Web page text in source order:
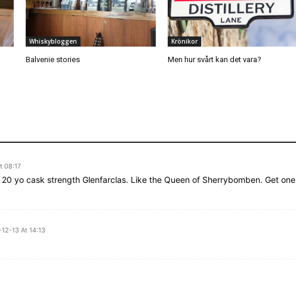
Whiskybloggen
Balvenie stories
Krönikor
Men hur svårt kan det vara?
08:17
yo cask strength Glenfarclas. Like the Queen of Sherrybomben. Get one
13 At 14:13